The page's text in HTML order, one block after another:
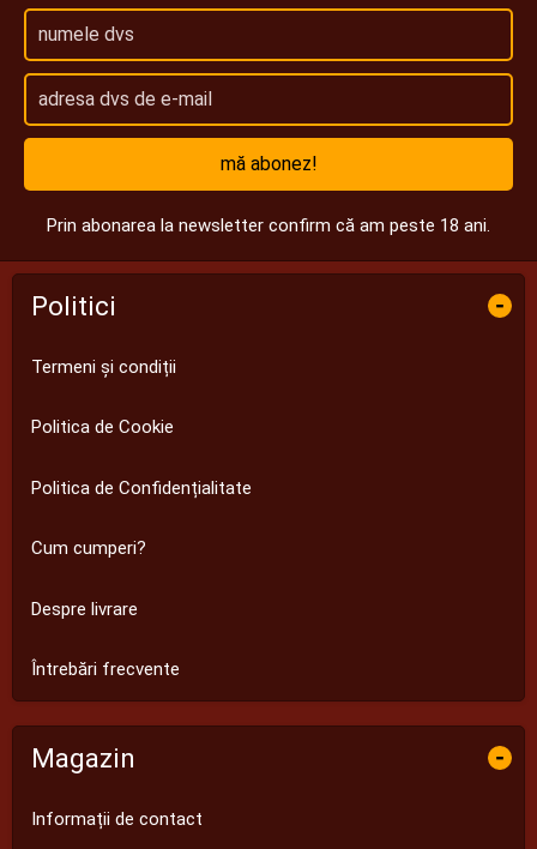
mă abonez!
Prin abonarea la newsletter confirm că am peste 18 ani.
Politici -
Termeni și condiții
Politica de Cookie
Politica de Confidențialitate
Cum cumperi?
Despre livrare
Întrebări frecvente
Magazin -
Informații de contact